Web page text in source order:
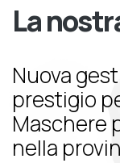
La
Nuova
prestigio
Maschere
nella